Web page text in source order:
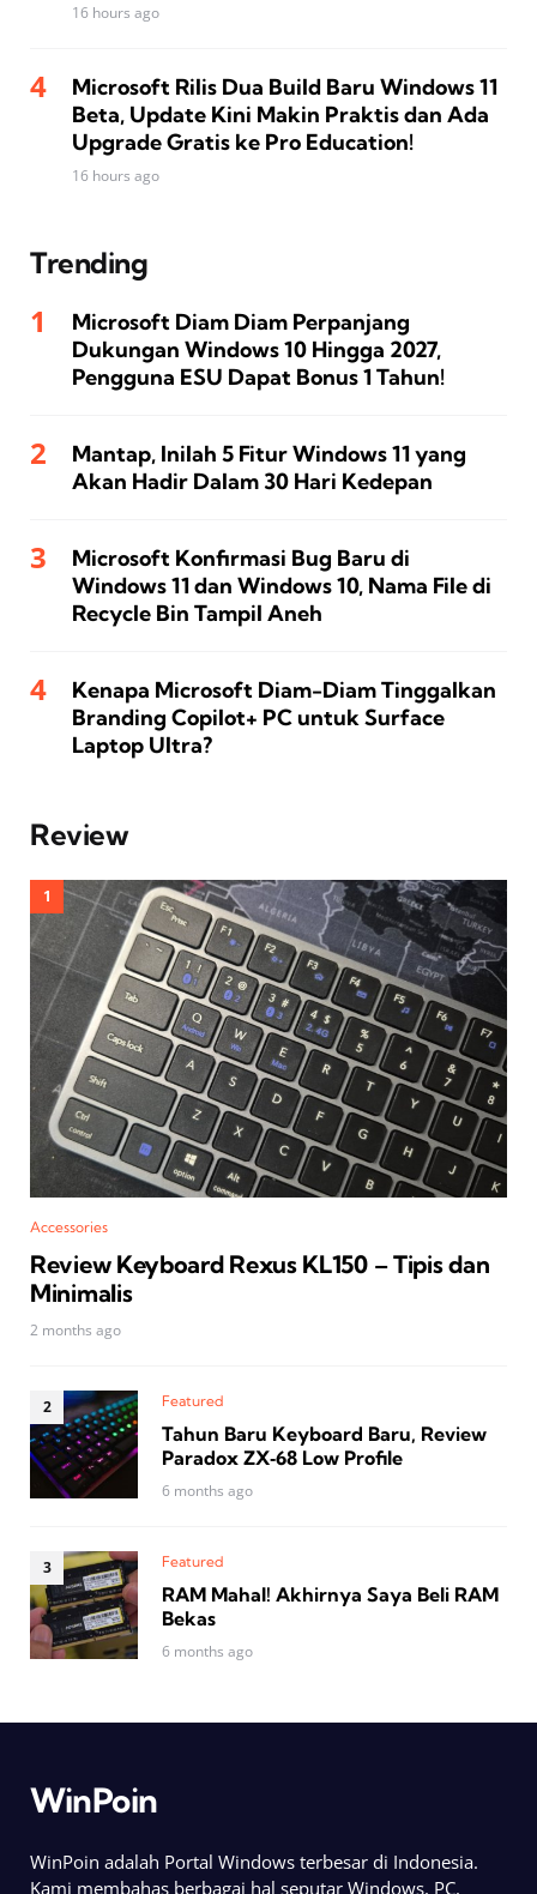
16 hours ago
Microsoft Rilis Dua Build Baru Windows 11
Beta, Update Kini Makin Praktis dan Ada
Upgrade Gratis ke Pro Education!
16 hours ago
Trending
Microsoft Diam Diam Perpanjang
Dukungan Windows 10 Hingga 2027,
Pengguna ESU Dapat Bonus 1 Tahun!
Mantap, Inilah 5 Fitur Windows 11 yang
Akan Hadir Dalam 30 Hari Kedepan
Microsoft Konfirmasi Bug Baru di
Windows 11 dan Windows 10, Nama File di
Recycle Bin Tampil Aneh
Kenapa Microsoft Diam-Diam Tinggalkan
Branding Copilot+ PC untuk Surface
Laptop Ultra?
Review
Accessories
Review Keyboard Rexus KL150 – Tipis dan
Minimalis
2 months ago
Featured
Tahun Baru Keyboard Baru, Review
Paradox ZX‑68 Low Profile
6 months ago
Featured
RAM Mahal! Akhirnya Saya Beli RAM
Bekas
6 months ago
WinPoin
WinPoin adalah Portal Windows terbesar di Indonesia.
Kami membahas berbagai hal seputar Windows, PC,